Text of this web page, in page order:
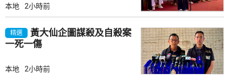
本地 2小時前
精選
黃大仙企圖謀殺及自殺案
一死一傷
本地 2小時前